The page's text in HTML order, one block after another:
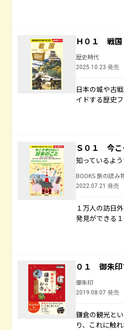
Ｈ０１ 戦国
歴史時代
2025.10.23 発売
日本の城や古
イドする歴史
Ｓ０１ 今こ
知っているよ
BOOKS 旅の読み
2022.07.21 発売
１万人の訪日
発見ができる１
０１ 御朱
御朱印
2019.08.07 発売
鎌倉の観光と
り、これに触